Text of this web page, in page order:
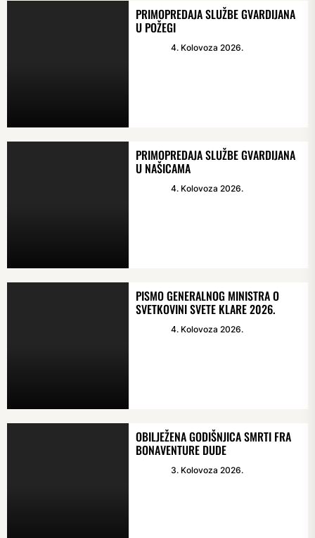
PRIMOPREDAJA SLUŽBE GVARDIJANA
U POŽEGI
4. Kolovoza 2026.
PRIMOPREDAJA SLUŽBE GVARDIJANA
U NAŠICAMA
4. Kolovoza 2026.
PISMO GENERALNOG MINISTRA O
SVETKOVINI SVETE KLARE 2026.
4. Kolovoza 2026.
OBILJEŽENA GODIŠNJICA SMRTI FRA
BONAVENTURE DUDE
3. Kolovoza 2026.